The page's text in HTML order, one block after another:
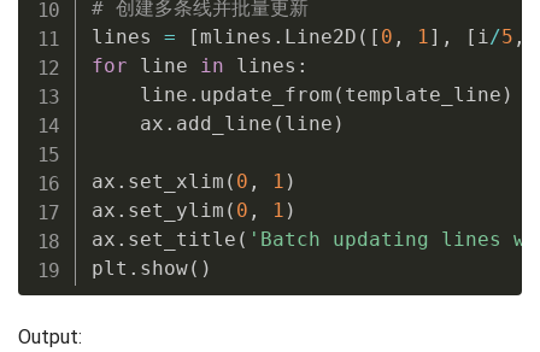
# 创建多条线并批量更新
lines = [mlines . Line2D ( [ 0 , 1] , [ i/5 ,
for line in lines :
    line
. update_from ( template_line )
    ax
. add_line ( line )
ax . set_xlim ( 0 , 1 )
ax . set_ylim ( 0 , 1 )
ax . set_title ( 'Batch updating lines
plt . show( )
Output: